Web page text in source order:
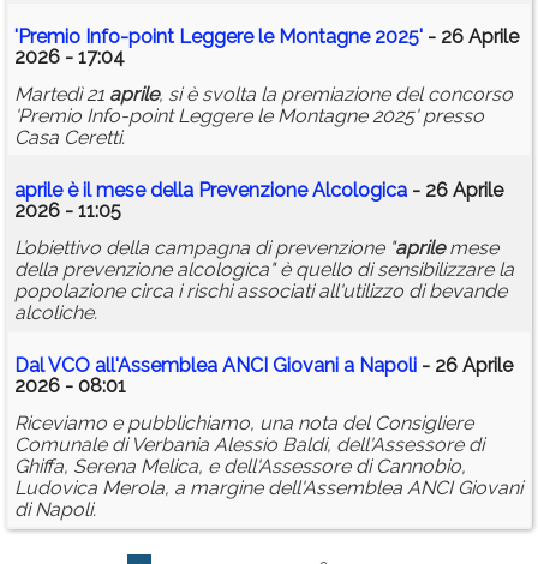
'Premio Info-point Leggere le Montagne 2025' - 26 Aprile
2026 - 17:04
Martedì 21 aprile, si è svolta la premiazione del concorso
'Premio Info-point Leggere le Montagne 2025' presso
Casa Ceretti.
aprileè il mese della Prevenzione Alcologica - 26 Aprile
2026 - 11:05
L’obiettivo della campagna di prevenzione "aprilemese
della prevenzione alcologica" è quello di sensibilizzare la
popolazione circa i rischi associati all'utilizzo di bevande
alcoliche.
Dal VCO all'Assemblea ANCI Giovani a Napoli - 26 Aprile
2026 - 08:01
Riceviamo e pubblichiamo, una nota del Consigliere
Comunale di Verbania Alessio Baldi, dell'Assessore di
Ghiffa, Serena Melica, e dell'Assessore di Cannobio,
Ludovica Merola, a margine dell'Assemblea ANCI Giovani
di Napoli.